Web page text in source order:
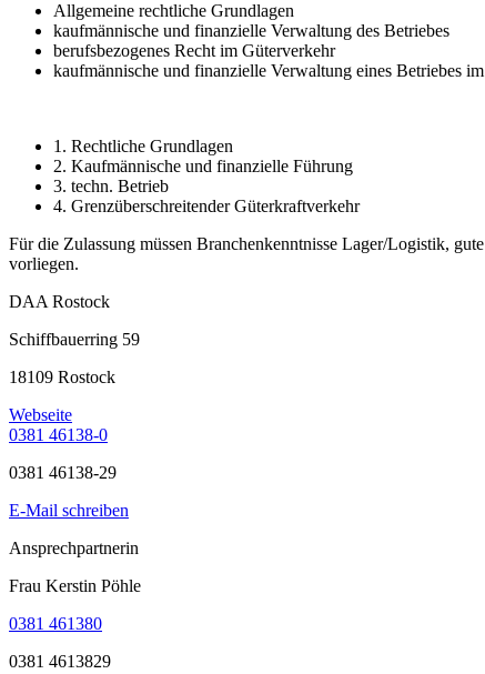
Allgemeine rechtliche Grundlagen
kaufmännische und finanzielle Verwaltung des Betriebes
berufsbezogenes Recht im Güterverkehr
kaufmännische und finanzielle Verwaltung eines Betriebes
1. Rechtliche Grundlagen
2. Kaufmännische und finanzielle Führung
3. techn. Betrieb
4. Grenzüberschreitender Güterkraftverkehr
Für die Zulassung müssen Branchenkenntnisse Lager/Logistik,
vorliegen.
DAA Rostock
Schiffbauerring 59
18109 Rostock
Webseite
0381 46138-0
0381 46138-29
E-Mail schreiben
Ansprechpartnerin
Frau Kerstin Pöhle
0381 461380
0381 4613829